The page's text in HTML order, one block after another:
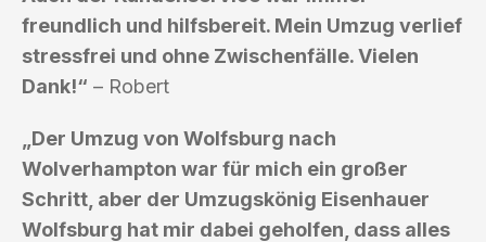
freundlich und hilfsbereit. Mein Umzug verlief
stressfrei und ohne Zwischenfälle. Vielen
Dank!“ – Robert
„Der Umzug von Wolfsburg nach
Wolverhampton war für mich ein großer
Schritt, aber der Umzugskönig Eisenhauer
Wolfsburg hat mir dabei geholfen, dass alles